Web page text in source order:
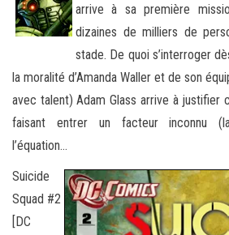
arrive à sa première
dizaines de milliers de
stade. De quoi s’interroger
la moralité d’Amanda Waller et de son
avec talent) Adam Glass arrive à justifier
faisant entrer un facteur inconnu
l’équation…
Suicide
Squad #2
[DC